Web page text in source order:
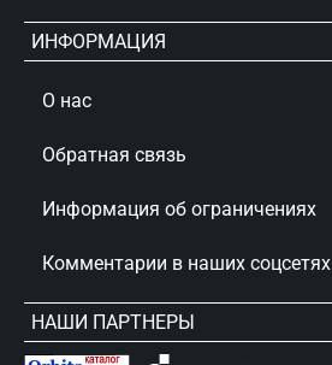
ИНФОРМАЦИЯ
О нас
Обратная связь
Информация об ограничениях
Комментарии в наших соцсетях
НАШИ ПАРТНЕРЫ